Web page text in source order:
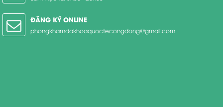
ĐĂNG KÝ ONLINE
phongkhamdakhoaquoctecongdong@gmail.com